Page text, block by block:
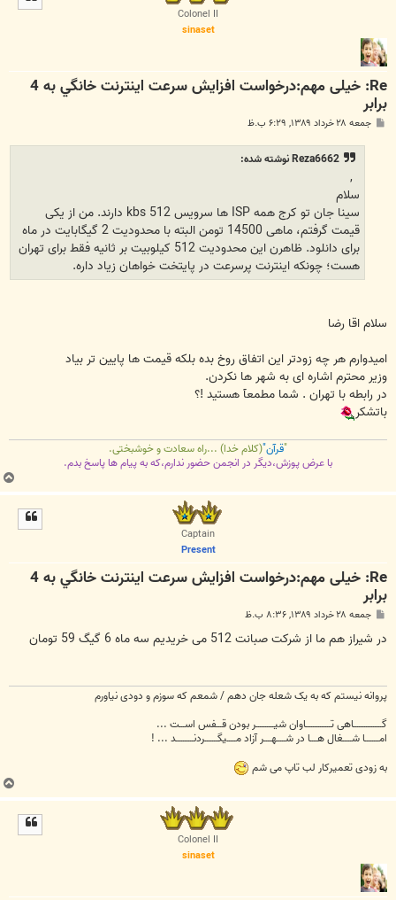
Colonel II
sinaset
Re: خیلی مهم:درخواست افزايش سرعت اينترنت خانگي به 4
برابر
جمعه ۲۸ خرداد ۱۳۸۹, ۶:۲۹ ب.ظ
Reza6662 نوشته شده:
,
سلام
سینا جان تو کرج همه ISP ها سرویس 512 kbs دارند. من از یکی
قیمت گرفتم، ماهی 14500 تومن البته با محدودیت 2 گیگابایت در ماه
برای دانلود. ظاهرن این محدودیت 512 کیلوبیت بر ثانیه فقط برای تهران
هست؛ چونکه اینترنت پرسرعت در پایتخت خواهان زیاد داره.
سلام اقا رضا
امیدوارم هر چه زودتر این اتفاق روخ بده بلکه قیمت ها پایین تر بیاد
وزیر محترم اشاره ای به شهر ها نکردن.
در رابطه با تهران . شما مطمعآ هستید !؟
باتشکر
"قرآن"(کلام خدا) ...راه سعادت و خوشبختی.
با عرض پوزش،دیگر در انجمن حضور ندارم،که به پیام ها پاسخ بدم.
Captain
Present
Re: خیلی مهم:درخواست افزايش سرعت اينترنت خانگي به 4
برابر
ت
جمعه ۲۸ خرداد ۱۳۸۹, ۸:۳۶ ب.ظ
در شیراز هم ما از شرکت صبانت 512 می خریدیم سه ماه 6 گیگ 59 تومان
پروانه نیستم که به یک شعله جان دهم / شمعم که سوزم و دودی نیاورم
گــــــــــــــــاهی تــــــــــــــاوان شیــــــــــر بودن قـــفس اســـت ...
امــــــــا شـــــغال هــــا در شـــــهــــر آزاد مـــــیگـــــــردنــــــــــد ... !
به زودی تعمیرکار لب تاپ می شم
Colonel II
sinaset